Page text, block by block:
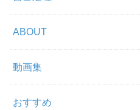
ABOUT
動画集
おすすめ